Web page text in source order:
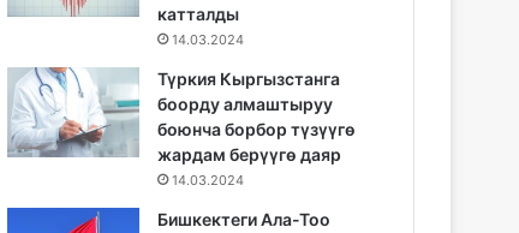
катталды
14.03.2024
Түркия Кыргызстанга
боорду алмаштыруу
боюнча борбор түзүүгө
жардам берүүгө даяр
14.03.2024
Бишкектеги Ала-Тоо